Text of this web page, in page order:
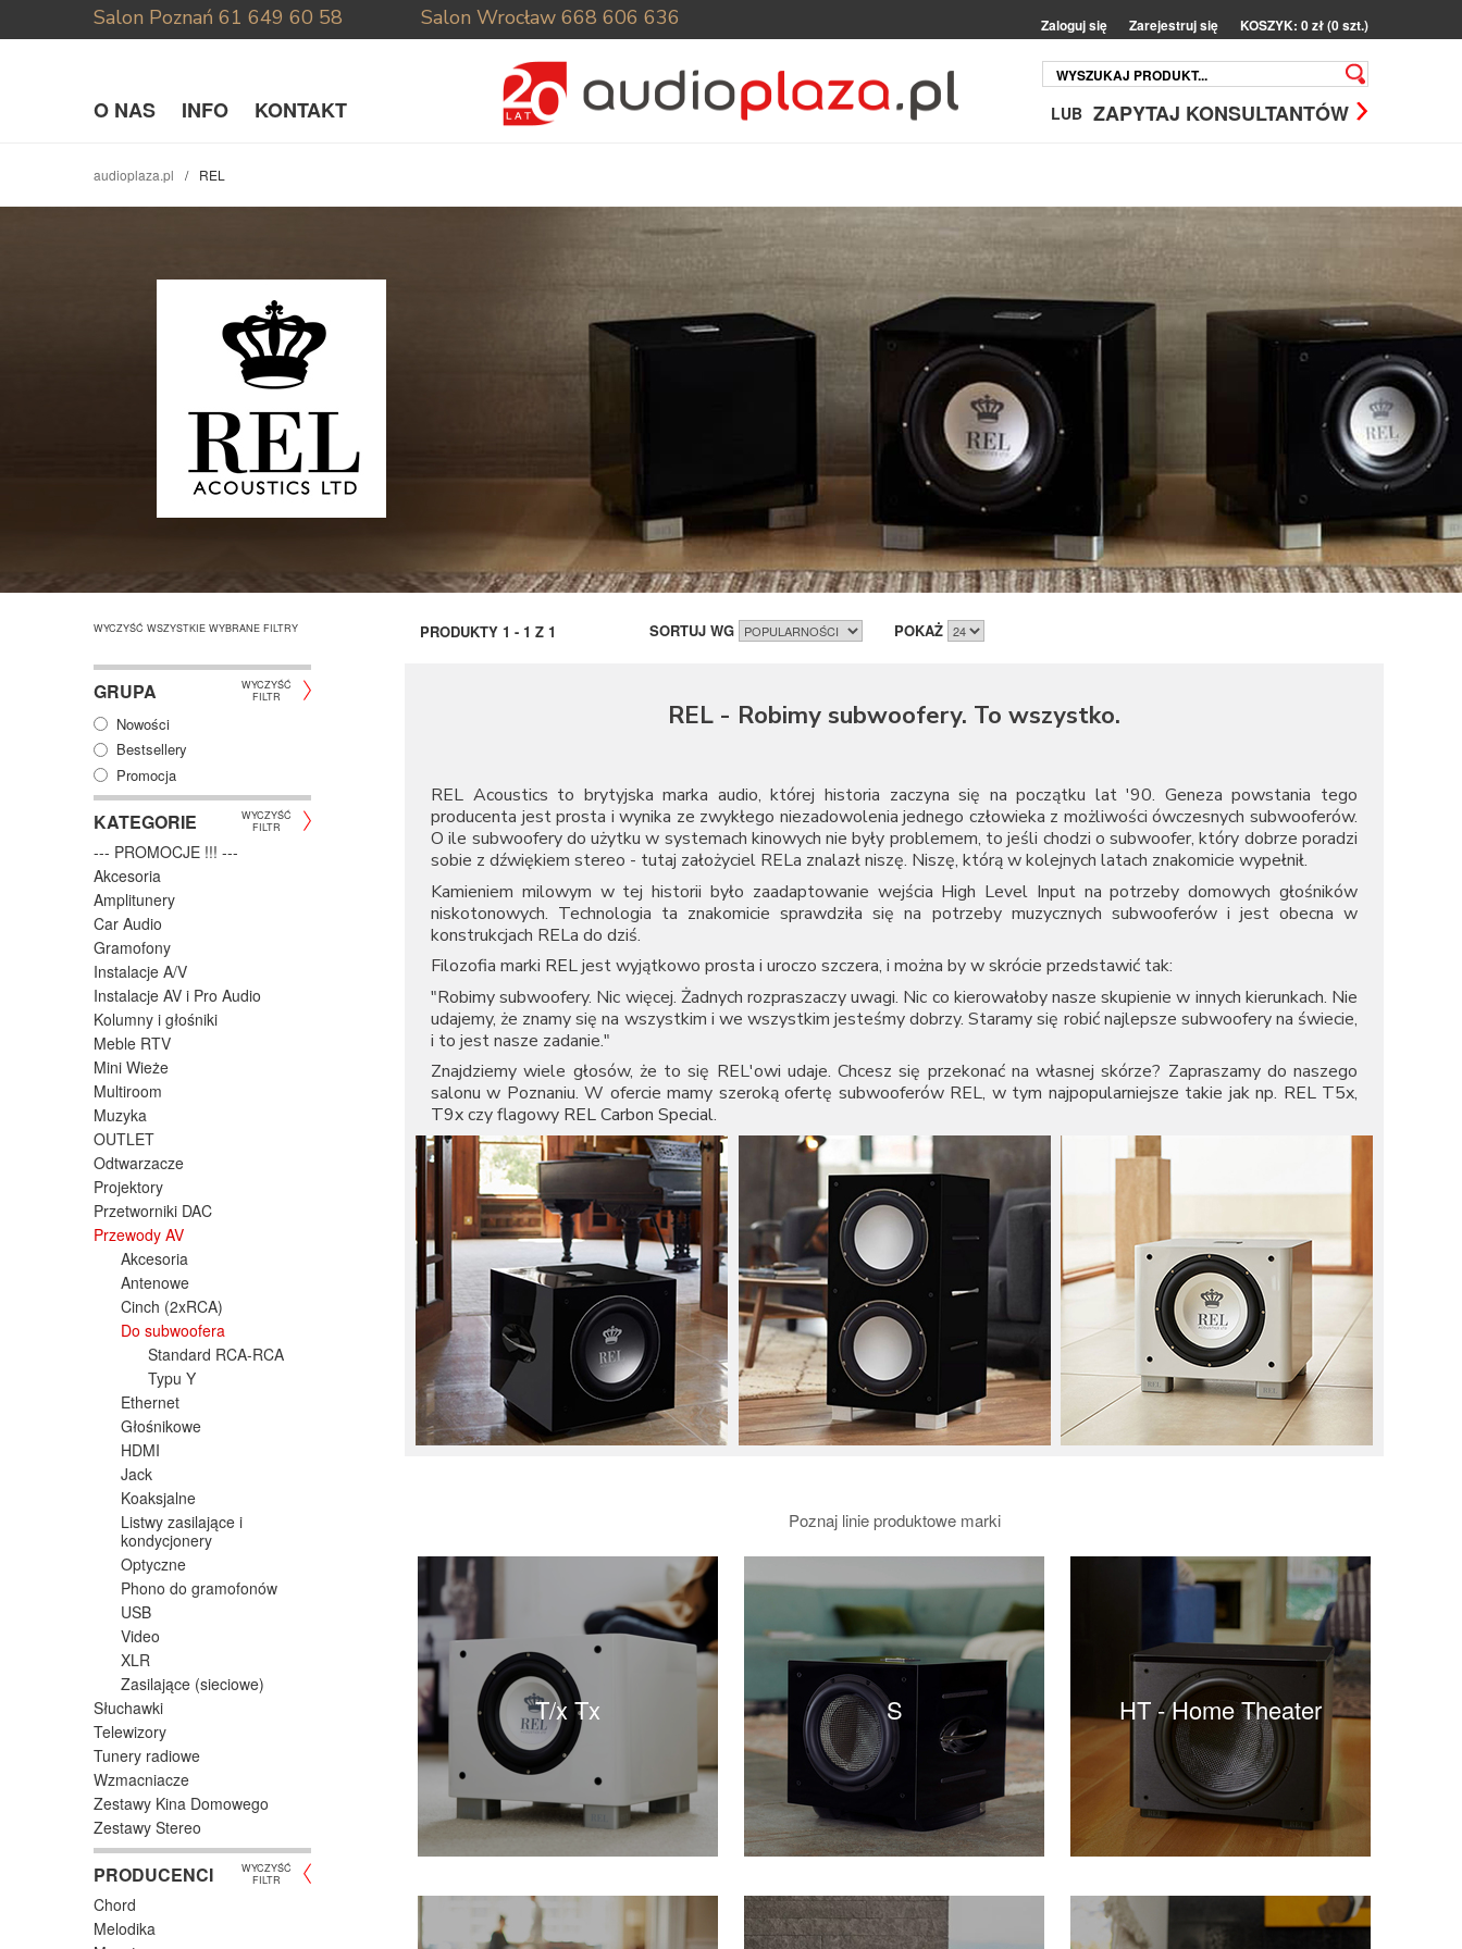
Salon Poznań 61 649 60 58 Salon Wrocław 668 606 636 Zaloguj się Zarejestruj się KOSZYK: 0 zł (0 szt.)
O NAS INFO KONTAKT LUB ZAPYTAJ KONSULTANTÓW
audioplaza.pl REL
WYCZYŚĆ WSZYSTKIE WYBRANE FILTRY
GRUPA
WYCZYŚĆ
FILTR
Nowości
Bestsellery
Promocja
KATEGORIE
WYCZYŚĆ
FILTR
--- PROMOCJE !!! ---
Akcesoria
Amplitunery
Car Audio
Gramofony
Instalacje A/V
Instalacje AV i Pro Audio
Kolumny i głośniki
Meble RTV
Mini Wieże
Multiroom
Muzyka
OUTLET
Odtwarzacze
Projektory
Przetworniki DAC
Przewody AV
Akcesoria
Antenowe
Cinch (2xRCA)
Do subwoofera
Standard RCA-RCA
Typu Y
Ethernet
Głośnikowe
HDMI
Jack
Koaksjalne
Listwy zasilające i
kondycjonery
Optyczne
Phono do gramofonów
USB
Video
XLR
Zasilające (sieciowe)
Słuchawki
Telewizory
Tunery radiowe
Wzmacniacze
Zestawy Kina Domowego
Zestawy Stereo
PRODUCENCI
WYCZYŚĆ
FILTR
Chord
Melodika
PRODUKTY 1 - 1 Z 1 SORTUJ WG POKAŻ
REL - Robimy subwoofery. To wszystko.
REL Acoustics to brytyjska marka audio, której historia zaczyna się na początku lat '90. Geneza powstania tego
producenta jest prosta i wynika ze zwykłego niezadowolenia jednego człowieka z możliwości ówczesnych subwooferów.
O ile subwoofery do użytku w systemach kinowych nie były problemem, to jeśli chodzi o subwoofer, który dobrze poradzi
sobie z dźwiękiem stereo - tutaj założyciel RELa znalazł niszę. Niszę, którą w kolejnych latach znakomicie wypełnił.
Kamieniem milowym w tej historii było zaadaptowanie wejścia High Level Input na potrzeby domowych głośników
niskotonowych. Technologia ta znakomicie sprawdziła się na potrzeby muzycznych subwooferów i jest obecna w
konstrukcjach RELa do dziś.
Filozofia marki RELjest wyjątkowo prosta i uroczo szczera, i można by w skrócie przedstawić tak:
"Robimy subwoofery. Nic więcej. Żadnych rozpraszaczy uwagi. Nic co kierowałoby nasze skupienie w innych kierunkach. Nie
udajemy, że znamy się na wszystkim i we wszystkim jesteśmy dobrzy. Staramy się robić najlepsze subwoofery na świecie,
i to jest nasze zadanie."
Znajdziemy wiele głosów, że to się REL'owi udaje. Chcesz się przekonać na własnej skórze? Zapraszamy do naszego
salonu w Poznaniu. W ofercie mamy szeroką ofertę subwooferów REL, w tym najpopularniejsze takie jak np. REL T5x,
T9xczy flagowy REL Carbon Special.
Poznaj linie produktowe marki
T/x Tx S HT - Home Theater